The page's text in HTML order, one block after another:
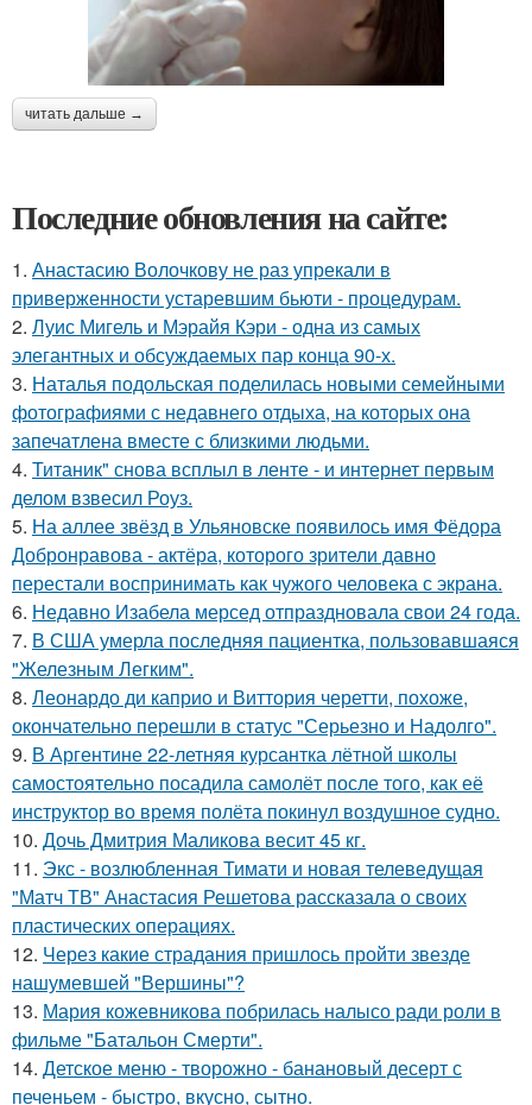
читать дальше →
Последние обновления на сайте:
1. Анастасию Волочкову не раз упрекали в
приверженности устаревшим бьюти - процедурам.
2. Луис Мигель и Мэрайя Кэри - одна из самых
элегантных и обсуждаемых пар конца 90-х.
3. Наталья подольская поделилась новыми семейными
фотографиями с недавнего отдыха, на которых она
запечатлена вместе с близкими людьми.
4. Титаник" снова всплыл в ленте - и интернет первым
делом взвесил Роуз.
5. На аллее звёзд в Ульяновске появилось имя Фёдора
Добронравова - актёра, которого зрители давно
перестали воспринимать как чужого человека с экрана.
6. Недавно Изабела мерсед отпраздновала свои 24 года.
7. В США умерла последняя пациентка, пользовавшаяся
"Железным Легким".
8. Леонардо ди каприо и Виттория черетти, похоже,
окончательно перешли в статус "Серьезно и Надолго".
9. В Аргентине 22-летняя курсантка лётной школы
самостоятельно посадила самолёт после того, как её
инструктор во время полёта покинул воздушное судно.
10. Дочь Дмитрия Маликова весит 45 кг.
11. Экс - возлюбленная Тимати и новая телеведущая
"Матч ТВ" Анастасия Решетова рассказала о своих
пластических операциях.
12. Через какие страдания пришлось пройти звезде
нашумевшей "Вершины"?
13. Мария кожевникова побрилась налысо ради роли в
фильме "Батальон Смерти".
14. Детское меню - творожно - банановый десерт с
печеньем - быстро, вкусно, сытно.